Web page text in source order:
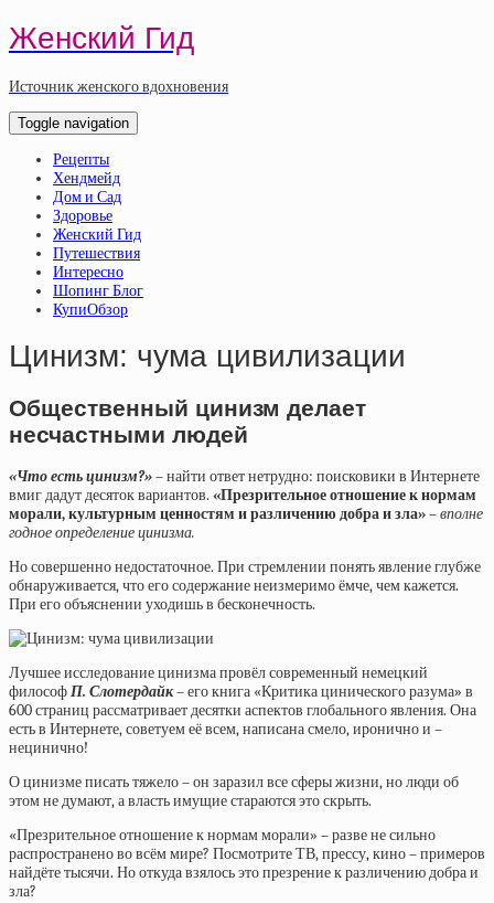
Женский Гид
Источник женского вдохновения
Toggle navigation
Рецепты
Хендмейд
Дом и Сад
Здоровье
Женский Гид
Путешествия
Интересно
Шопинг Блог
КупиОбзор
Цинизм: чума цивилизации
Общественный цинизм делает
несчастными людей
«Что есть цинизм?»– найти ответ нетрудно: поисковики в Интернете
вмиг дадут десяток вариантов. «Презрительное отношение к нормам
морали, культурным ценностям и различению добра и зла»–вполне
годное определение цинизма.
Но совершенно недостаточное. При стремлении понять явление глубже
обнаруживается, что его содержание неизмеримо ёмче, чем кажется.
При его объяснении уходишь в бесконечность.
Лучшее исследование цинизма провёл современный немецкий
философП. Слотердайк– его книга «Критика цинического разума» в
600 страниц рассматривает десятки аспектов глобального явления. Она
есть в Интернете, советуем её всем, написана смело, иронично и –
нецинично!
О цинизме писать тяжело – он заразил все сферы жизни, но люди об
этом не думают, а власть имущие стараются это скрыть.
«Презрительное отношение к нормам морали» ­– разве не сильно
распространено во всём мире? Посмотрите ТВ, прессу, кино – примеров
найдёте тысячи. Но откуда взялось это презрение к различению добра и
зла?